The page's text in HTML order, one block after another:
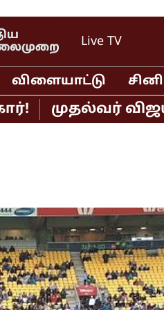
Live TV
விளையாட்டு
முதல்வர் விஜய் -